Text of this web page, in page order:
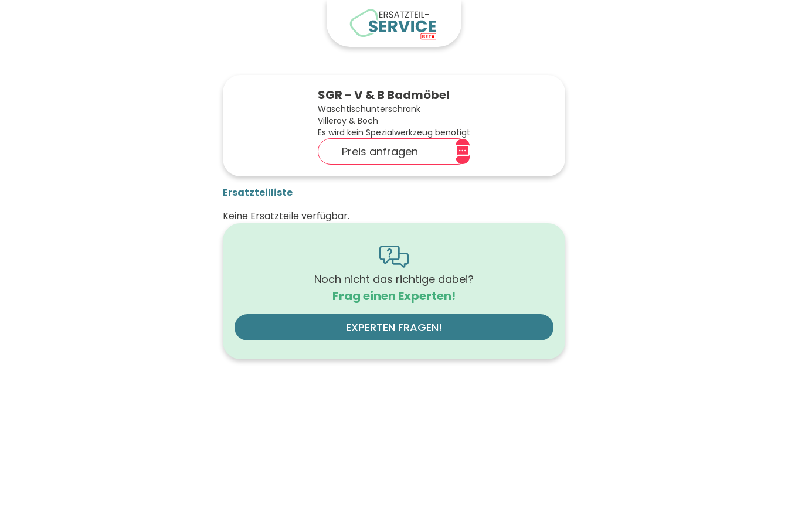
SGR - V & B Badmöbel
Waschtischunterschrank
Villeroy & Boch
Es wird kein Spezialwerkzeug benötigt
Preis anfragen
Ersatzteilliste
Keine Ersatzteile verfügbar.
Noch nicht das richtige dabei?
Frag einen Experten!
EXPERTEN FRAGEN!